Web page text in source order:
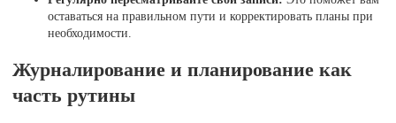
оставаться на правильном пути и корректировать планы при
необходимости.
Журналирование и планирование как
часть рутины